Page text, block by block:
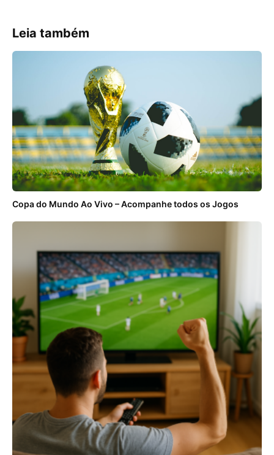
Leia também
Copa do Mundo Ao Vivo – Acompanhe todos os Jogos